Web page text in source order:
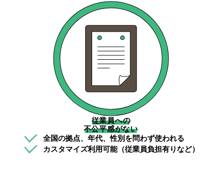
従業員への
不公平感がない
全国の拠点、年代、性別を問わず使われる
カスタマイズ利用可能（従業員負担有りなど）